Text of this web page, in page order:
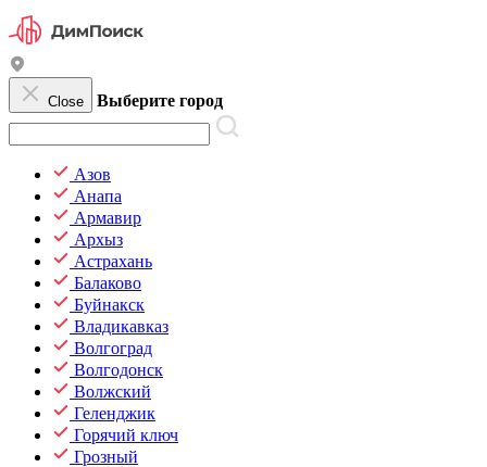
Close Выберите город
Азов
Анапа
Армавир
Архыз
Астрахань
Балаково
Буйнакск
Владикавказ
Волгоград
Волгодонск
Волжский
Геленджик
Горячий ключ
Грозный